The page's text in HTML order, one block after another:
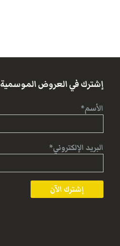
إشترك في العروض الموسمية
الأسم*
البريد الإلكتروني*